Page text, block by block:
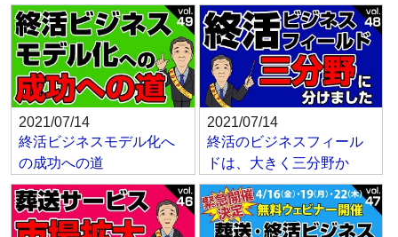
2021/07/14
終活ビジネスモデル化へ
の成功への道
2021/07/14
終活のビジネスフィール
ドは、大きく三分野か